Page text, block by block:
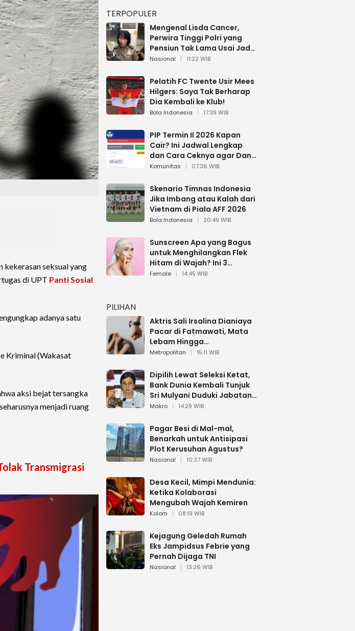
kekerasan seksual yang
di UPT Panti Sosial
adanya satu
Kriminal (Wakasat
aksi bejat tersangka
menjadi ruang
Transmigrasi
TERPOPULER
Mengenal Lisda Cancer,
Perwira Tinggi Polri yang
Pensiun Tak Lama Usai Jadi
Brigjen
Nasional 11:22 WIB
Pelatih FC Twente Usir Mees
Hilgers: Saya Tak Berharap
Dia Kembali ke Klub!
Bola Indonesia 17:39 WIB
PIP Termin II 2026 Kapan
Cair? Ini Jadwal Lengkap
dan Cara Ceknya agar Dana
Tidak Hangus!
Komunitas 07:36 WIB
Skenario Timnas Indonesia
Jika Imbang atau Kalah dari
Vietnam di Piala AFF 2026
Bola Indonesia 20:49 WIB
Sunscreen Apa yang Bagus
untuk Menghilangkan Flek
Hitam di Wajah? Ini 3
Rekomendasi sesuai Review
Female 14:45 WIB
PILIHAN
Aktris Sali Irsalina Dianiaya
Pacar di Fatmawati, Mata
Lebam Hingga
Diselamatkan Polantas
Metropolitan 15:11 WIB
Dipilih Lewat Seleksi Ketat,
Bank Dunia Kembali Tunjuk
Sri Mulyani Duduki Jabatan
Strategis
Makro 14:29 WIB
Pagar Besi di Mal-mal,
Benarkah untuk Antisipasi
Plot Kerusuhan Agustus?
Nasional 10:37 WIB
Desa Kecil, Mimpi Mendunia:
Ketika Kolaborasi
Mengubah Wajah Kemiren
Kolom 08:19 WIB
Kejagung Geledah Rumah
Eks Jampidsus Febrie yang
Pernah Dijaga TNI
Nasional 13:26 WIB